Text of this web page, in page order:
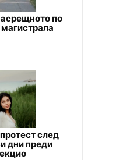
по
след
дни преди